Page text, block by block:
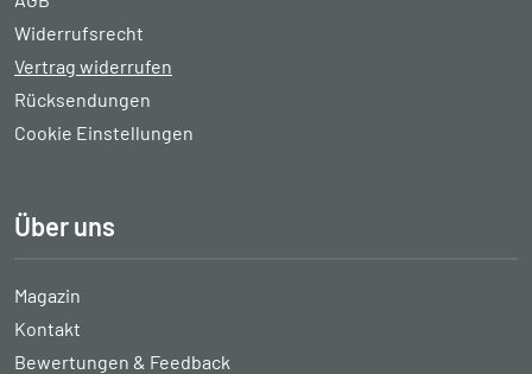
Widerrufsrecht
Vertrag widerrufen
Rücksendungen
Cookie Einstellungen
Über uns
Magazin
Kontakt
Bewertungen & Feedback